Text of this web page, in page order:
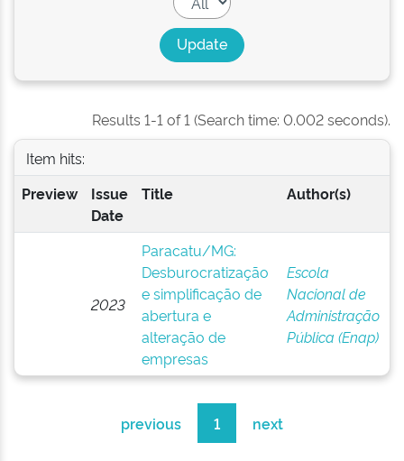
Results 1-1 of 1 (Search time: 0.002 seconds).
Item hits:
Preview
Issue
Date
Title Author(s)
2023
Paracatu/MG:
Desburocratização
e simplificação de
abertura e
alteração de
empresas
Escola
Nacional de
Administração
Pública (Enap)
previous 1 next